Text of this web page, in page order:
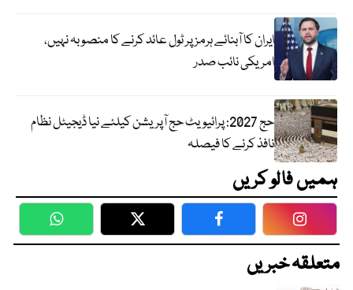
ایران کا آبنائے ہرمز پر ٹول عائد کرنے کا منصوبہ نہیں،
امریکی نائب صدر
حج 2027: پرائیویٹ حج آپریشن کیلئے نیا ڈیجیٹل نظام
نافذ کرنے کا فیصلہ
ہمیں فالو کریں
WhatsApp Twitter Facebook
متعلقہ خبریں